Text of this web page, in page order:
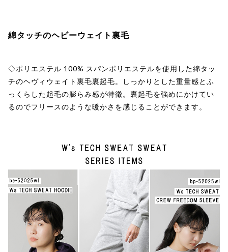
綿タッチのヘビーウェイト裏毛
◇ポリエステル 100% スパンポリエステルを使用した綿タッ
チのヘヴィウェイト裏毛裏起毛。しっかりとした重量感とふ
っくらした起毛の膨らみ感が特徴。裏起毛を強めにかけてい
るのでフリースのような暖かさを感じることができます。